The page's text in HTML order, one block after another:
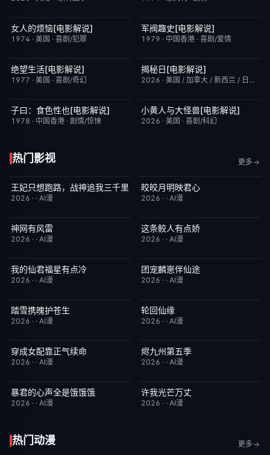
已完结
女人的烦恼[电影解说]
1974 · 美国 · 喜剧/犯罪
已完结
军阀趣史[电影解说]
1979 · 中国香港 · 喜剧/爱情
已完结
绝望生活[电影解说]
1977 · 美国 · 喜剧/奇幻
已完结
揭秘日[电影解说]
2026 · 美国 / 加拿大 / 新西兰 / 日本
已完结
子曰：食色性也[电影解说]
1978 · 中国香港 · 剧情/惊悚
已完结
小黄人与大怪兽[电影解说]
2026 · 美国 · 喜剧/科幻
热门影视 更多
完结 4.0
王妃只想跑路，战神追我三千里
2026 · · AI漫
完结
皎皎月明映君心
2026 · · AI漫
完结
神网有风雷
2026 · · AI漫
完结
这条鲛人有点娇
2026 · · AI漫
完结
我的仙君福星有点冷
2026 · · AI漫
完结
团宠麟崽伴仙途
2026 · · AI漫
完结
踏雪携魄护苍生
2026 · · AI漫
完结
轮回仙缘
2026 · · AI漫
完结
穿成女配靠正气续命
2026 · · AI漫
完结
烬九州第五季
2026 · · AI漫
完结
暴君的心声全是饿饿饿
2026 · · AI漫
完结
许我光芒万丈
2026 · · AI漫
热门动漫 更多